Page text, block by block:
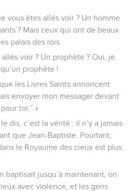
vous êtes allés voir ? Un homme
? Mais ceux qui ont de beaux
palais des rois.
voir ? Un prophète ? Oui, je
prophète !
les Livres Saints annoncent
envoyer mon messager devant
toi.” »
dis, c’est la vérité : il n’y a jamais
que Jean-Baptiste. Pourtant,
le Royaume des cieux est plus
baptisait jusqu’à maintenant, on
avec violence, et les gens